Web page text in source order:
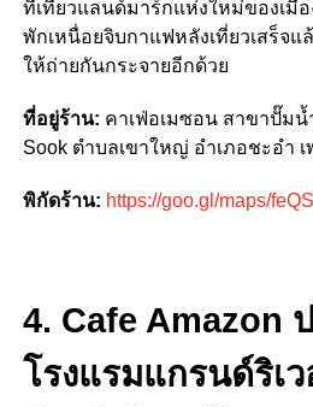
ที่เที่ยวแลนด์มาร์กแห่งใหม่ของเมื
พักเหนื่อยจิบกาแฟหลังเที่ยวเสร็จแ
ให้ถ่ายกันกระจายอีกด้วย
ที่อยู่ร้าน: คาเฟ่อเมซอน สาขาปั๊ม
Sook ตำบลเขาใหญ่ อำเภอชะอำ
พิกัดร้าน: https://goo.gl/maps/
4. Cafe Amazon
โรงแรมแกรนด์ริเ